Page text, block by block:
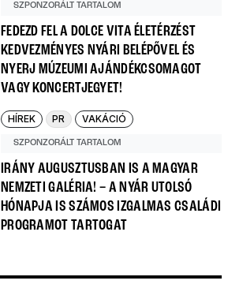
SZPONZORÁLT TARTALOM
FEDEZD FEL A DOLCE VITA ÉLETÉRZÉST
KEDVEZMÉNYES NYÁRI BELÉPŐVEL ÉS
NYERJ MÚZEUMI AJÁNDÉKCSOMAGOT
VAGY KONCERTJEGYET!
HÍREK PR VAKÁCIÓ
SZPONZORÁLT TARTALOM
IRÁNY AUGUSZTUSBAN IS A MAGYAR
NEMZETI GALÉRIA! – A NYÁR UTOLSÓ
HÓNAPJA IS SZÁMOS IZGALMAS CSALÁDI
PROGRAMOT TARTOGAT